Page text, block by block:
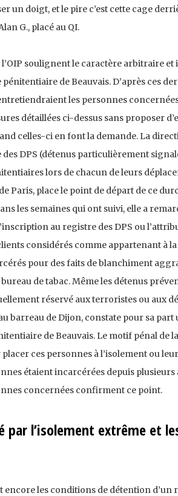
un doigt, et le pire c’est cette cage
G., placé au QI.
l’OIP soulignent le caractère arbitraire
de Beauvais. D’après ces
les personnes
détaillées ci-dessus sans proposer
celles-ci en font la demande. La
DPS (détenus particulièrement
lors de chacun de leurs
Paris, place le point de départ de ce
les semaines qui ont suivi, elle a
au registre des DPS ou
considérés comme appartenant à
pour des faits de blanchiment
de tabac. Même les détenus
réservé aux terroristes ou aux
barreau de Dijon, constate pour sa
de Beauvais. Le motif pénal de
ces personnes à l’isolement ou
étaient incarcérées depuis
concernées confirment ce point.
par l’isolement extrême et
encore les conditions de détention d’un